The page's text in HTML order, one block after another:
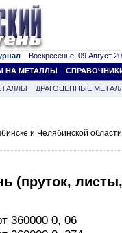
Воскресенье, 09 Август
НА МЕТАЛЛЫ
ДРАГОЦЕННЫЕ
и Челябинской
(пруток,
360000 0, 06